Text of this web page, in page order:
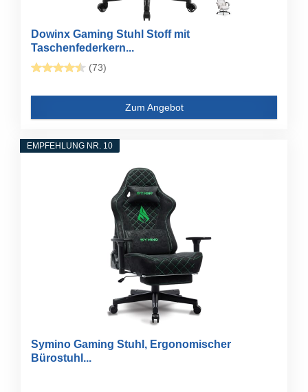
Dowinx Gaming Stuhl Stoff mit
Taschenfederkern...
(73)
Zum Angebot
EMPFEHLUNG NR. 10
Symino Gaming Stuhl, Ergonomischer
Bürostuhl...